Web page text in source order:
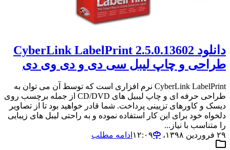
دانلود CyberLink LabelPrint 2.5.0.13602
طراحی و چاپ لیبل سی دی و دی وی دی
CyberLink LabelPrint نرم افزاری است که توسط آن می توان به
طراحی حرفه ای و چاپ لیبیل های CD/DVD از جمله برچسب روی
دیسک و کاورهای تزیینی پرداخت. شما قادر خواهید بود تا از تصاویر
دلخواه خود برای این کار استفاده نموده و به راحتی لیبل های زیبایی
را متناسب با نیاز...
۲۹ فروردین ۱۳۹۸،‏ ۱۲:۰۹
ادامه مطلب